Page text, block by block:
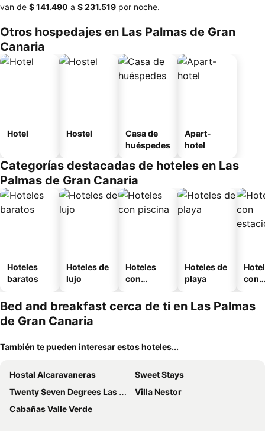
van de ‎$ 141.490 a ‎$ 231.519 por noche.
Otros hospedajes en Las Palmas de Gran
Canaria
Hotel Hostel
Casa de
huéspedes
Apart-
hotel
Categorías destacadas de hoteles en Las
Palmas de Gran Canaria
Hoteles
baratos
Hoteles de
lujo
Hoteles
con
Hoteles de
playa
con
Bed and breakfast cerca de ti en Las Palmas
de Gran Canaria
También te pueden interesar estos hoteles...
Hostal Alcaravaneras
Sweet Stays
Twenty Seven Degrees Las Palmas
Villa Nestor
Cabañas Valle Verde